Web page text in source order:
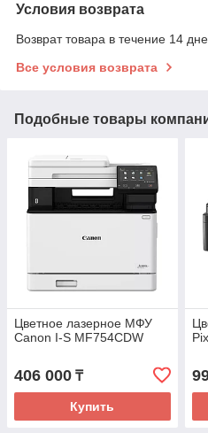
Условия возврата
Возврат товара в течение 14
Все условия возврата
Подобные товары
Цветное лазерное МФУ
Canon I-S MF754CDW
406 000 ₸
Купить